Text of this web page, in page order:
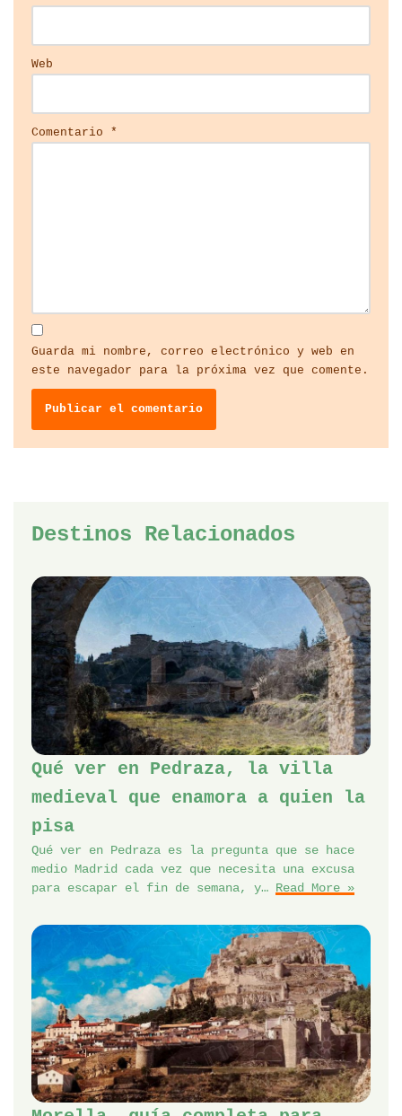
Web
Comentario *
Guarda mi nombre, correo electrónico y web en
este navegador para la próxima vez que comente.
Destinos Relacionados
Qué ver en Pedraza, la villa
medieval que enamora a quien la
pisa
Qué ver en Pedraza es la pregunta que se hace
medio Madrid cada vez que necesita una excusa
para escapar el fin de semana, y… Read More »